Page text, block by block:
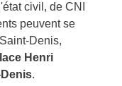
civil, de CNI
peuvent se
Denis,
Henri
.